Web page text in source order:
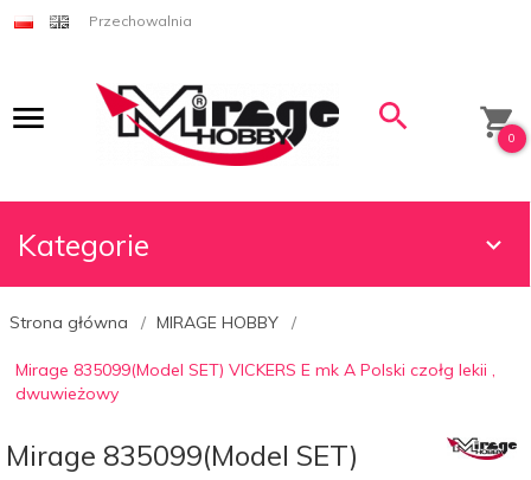
Przechowalnia
0
Kategorie
Strona główna MIRAGE HOBBY
Mirage 835099(Model SET) VICKERS E mk A Polski czołg lekii ,
dwuwieżowy
Mirage 835099(Model SET)